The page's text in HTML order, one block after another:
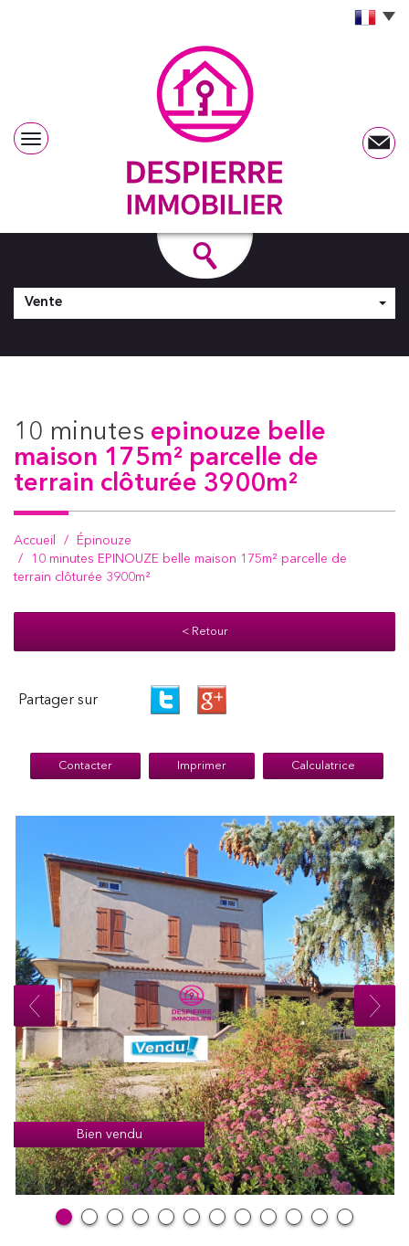
Vente
10 minutes epinouze belle
maison 175m² parcelle de
terrain clôturée 3900m²
Accueil
Épinouze
10 minutes EPINOUZE belle maison 175m² parcelle de
terrain clôturée 3900m²
< Retour
Partager sur
Contacter Imprimer Calculatrice
Bien vendu